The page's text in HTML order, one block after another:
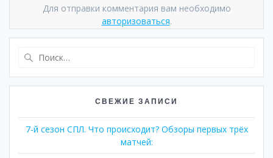
Для отправки комментария вам необходимо
авторизоваться.
СВЕЖИЕ ЗАПИСИ
7-й сезон СПЛ. Что происходит? Обзоры первых трёх
матчей: